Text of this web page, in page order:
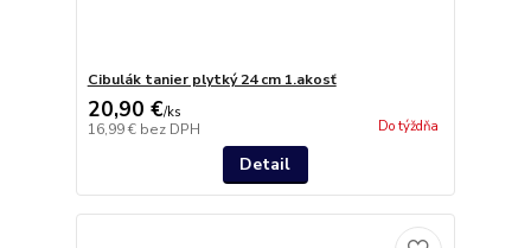
Cibulák tanier plytký 24 cm 1.akosť
20,90 €/ks
16,99 € bez DPH Do týždňa
Detail